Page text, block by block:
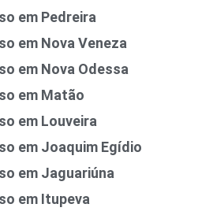
em Pedreira
em Nova Veneza
em Nova Odessa
em Matão
em Louveira
em Joaquim Egídio
em Jaguariúna
em Itupeva